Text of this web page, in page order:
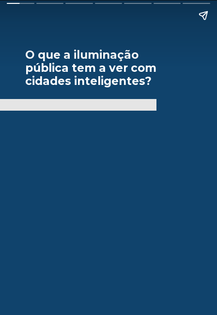
O que a iluminação
pública tem a ver com
cidades inteligentes?